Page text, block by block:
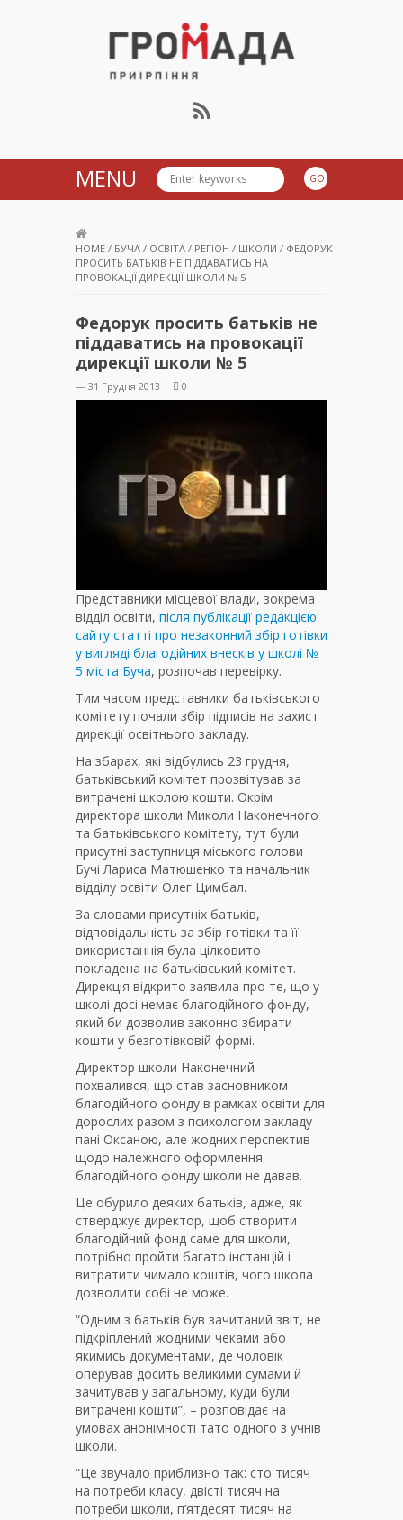
Громада Приірпіння
MENU
HOME / БУЧА / ОСВІТА / РЕГІОН / ШКОЛИ / ФЕДОРУК
ПРОСИТЬ БАТЬКІВ НЕ ПІДДАВАТИСЬ НА
ПРОВОКАЦІЇ ДИРЕКЦІЇ ШКОЛИ № 5
Федорук просить батьків не
піддаватись на провокації
дирекції школи № 5
— 31 Грудня 2013 0
Представники місцевої влади, зокрема
відділ освіти, після публікації редакцією
сайту статті про незаконний збір готівки
у вигляді благодійних внесків у школі №
5 міста Буча, розпочав перевірку.
Тим часом представники батьківського
комітету почали збір підписів на захист
дирекції освітнього закладу.
На збарах, які відбулись 23 грудня,
батьківський комітет прозвітував за
витрачені школою кошти. Окрім
директора школи Миколи Наконечного
та батьківського комітету, тут були
присутні заступниця міського голови
Бучі Лариса Матюшенко та начальник
відділу освіти Олег Цимбал.
За словами присутніх батьків,
відповідальність за збір готівки та її
використаннія була цілковито
покладена на батьківський комітет.
Дирекція відкрито заявила про те, що у
школі досі немає благодійного фонду,
який би дозволив законно збирати
кошти у безготівковій формі.
Директор школи Наконечний
похвалився, що став засновником
благодійного фонду в рамках освіти для
дорослих разом з психологом закладу
пані Оксаною, але жодних перспектив
щодо належного оформлення
благодійного фонду школи не давав.
Це обурило деяких батьків, адже, як
стверджує директор, щоб створити
благодійний фонд саме для школи,
потрібно пройти багато інстанцій і
витратити чимало коштів, чого школа
дозволити собі не може.
“Одним з батьків був зачитаний звіт, не
підкріплений жодними чеками або
якимись документами, де чоловік
оперував досить великими сумами й
зачитував у загальному, куди були
витрачені кошти”, – розповідає на
умовах анонімності тато одного з учнів
школи.
“Це звучало приблизно так: сто тисяч
на потреби класу, двісті тисяч на
потреби школи, п’ятдесят тисяч на